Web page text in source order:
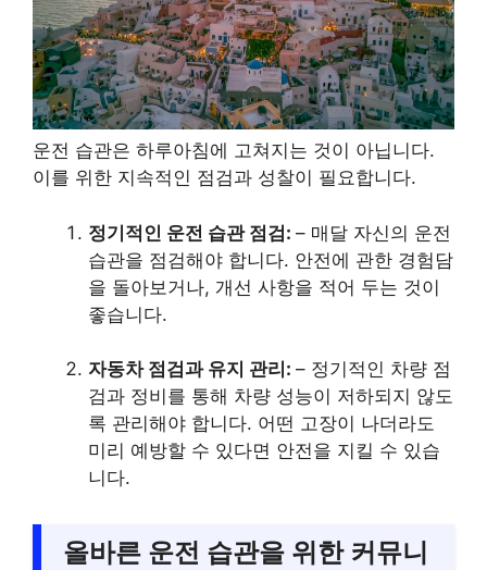
운전 습관은 하루아침에 고쳐지는 것이 아닙니다.
이를 위한 지속적인 점검과 성찰이 필요합니다.
정기적인 운전 습관 점검: – 매달 자신의 운전
습관을 점검해야 합니다. 안전에 관한 경험담
을 돌아보거나, 개선 사항을 적어 두는 것이
좋습니다.
자동차 점검과 유지 관리: – 정기적인 차량 점
검과 정비를 통해 차량 성능이 저하되지 않도
록 관리해야 합니다. 어떤 고장이 나더라도
미리 예방할 수 있다면 안전을 지킬 수 있습
니다.
올바른 운전 습관을 위한 커뮤니